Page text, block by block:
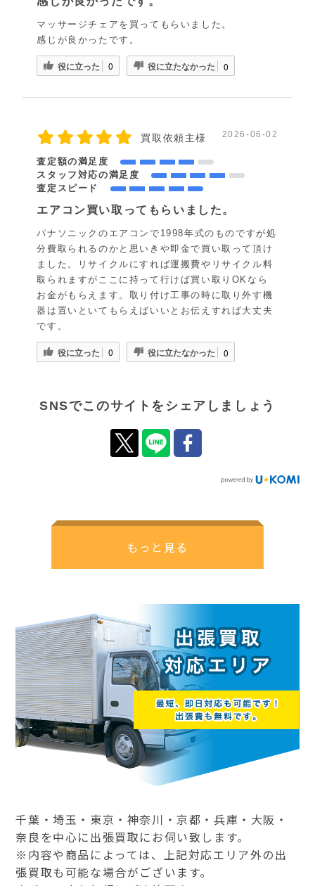
マッサージチェアを買ってもらいました。
感じが良かったです。
役に立った 0 役に立たなかった 0
買取依頼主様 2026-06-02
査定額の満足度
スタッフ対応の満足度
査定スピード
エアコン買い取ってもらいました。
パナソニックのエアコンで1998年式のものですが処
分費取られるのかと思いきや即金で買い取って頂け
ました。リサイクルにすれば運搬費やリサイクル料
取られますがここに持って行けば買い取りOKなら
お金がもらえます。取り付け工事の時に取り外す機
器は置いといてもらえばいいとお伝えすれば大丈夫
です。
役に立った 0 役に立たなかった 0
SNSでこのサイトをシェアしましょう
もっと見る
千葉・埼玉・東京・神奈川・京都・兵庫・大阪・
奈良を中心に出張買取にお伺い致します。
※内容や商品によっては、上記対応エリア外の出
張買取も可能な場合がございます。